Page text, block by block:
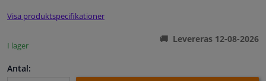
Husbil, motorcykel, cykel & båt
Sensorer & Elsystem
Visa produktspecifikationer
I lager
Levereras 12-08-2026
Antal: